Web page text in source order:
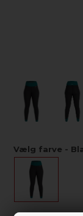
Vælg farve -